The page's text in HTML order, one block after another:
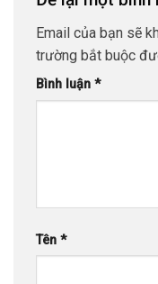
Email của bạn sẽ
trường bắt buộc
Bình luận *
Tên *